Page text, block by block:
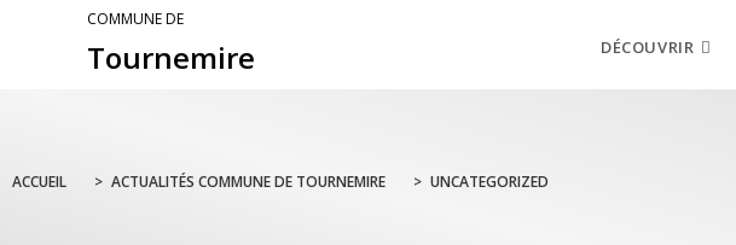
COMMUNE DE
Tournemire DÉCOUVRIR
ACCUEIL > ACTUALITÉS COMMUNE DE TOURNEMIRE > UNCATEGORIZED